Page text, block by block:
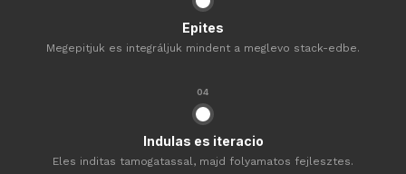
Epites
Megepitjuk es integráljuk mindent a meglevo stack-edbe.
04
Indulas es iteracio
Eles inditas tamogatassal, majd folyamatos fejlesztes.